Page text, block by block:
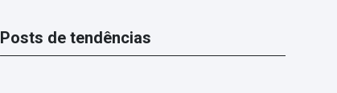
Posts de tendências